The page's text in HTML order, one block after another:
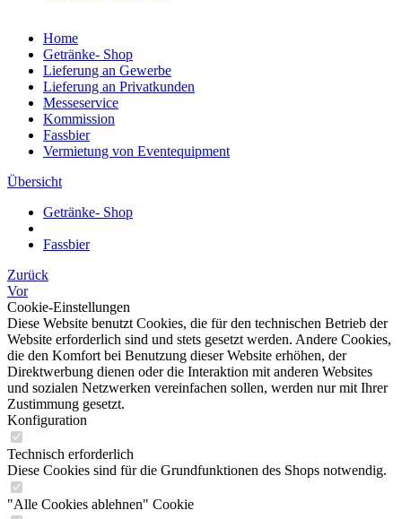
Home
Getränke- Shop
Lieferung an Gewerbe
Lieferung an Privatkunden
Messeservice
Kommission
Fassbier
Vermietung von Eventequipment
Übersicht
Getränke- Shop
Fassbier
Zurück
Vor
Cookie-Einstellungen
Diese Website benutzt Cookies, die für den technischen Betrieb der
Website erforderlich sind und stets gesetzt werden. Andere Cookies,
die den Komfort bei Benutzung dieser Website erhöhen, der
Direktwerbung dienen oder die Interaktion mit anderen Websites
und sozialen Netzwerken vereinfachen sollen, werden nur mit Ihrer
Zustimmung gesetzt.
Konfiguration
Technisch erforderlich
Diese Cookies sind für die Grundfunktionen des Shops notwendig.
"Alle Cookies ablehnen" Cookie